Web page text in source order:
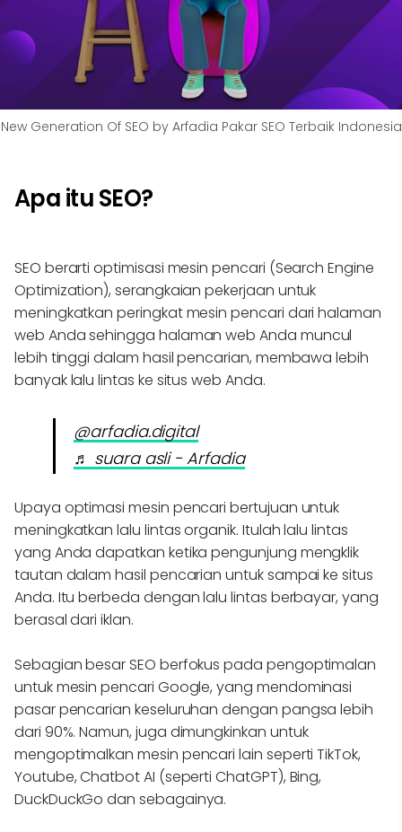
New Generation Of SEO by Arfadia Pakar SEO Terbaik Indonesia
Apa itu SEO?
SEO berarti optimisasi mesin pencari (Search Engine
Optimization), serangkaian pekerjaan untuk
meningkatkan peringkat mesin pencari dari halaman
web Anda sehingga halaman web Anda muncul
lebih tinggi dalam hasil pencarian, membawa lebih
banyak lalu lintas ke situs web Anda.
@arfadia.digital
♬ suara asli - Arfadia
Upaya optimasi mesin pencari bertujuan untuk
meningkatkan lalu lintas organik. Itulah lalu lintas
yang Anda dapatkan ketika pengunjung mengklik
tautan dalam hasil pencarian untuk sampai ke situs
Anda. Itu berbeda dengan lalu lintas berbayar, yang
berasal dari iklan.
Sebagian besar SEO berfokus pada pengoptimalan
untuk mesin pencari Google, yang mendominasi
pasar pencarian keseluruhan dengan pangsa lebih
dari 90%. Namun, juga dimungkinkan untuk
mengoptimalkan mesin pencari lain seperti TikTok,
Youtube, Chatbot AI (seperti ChatGPT), Bing,
DuckDuckGo dan sebagainya.